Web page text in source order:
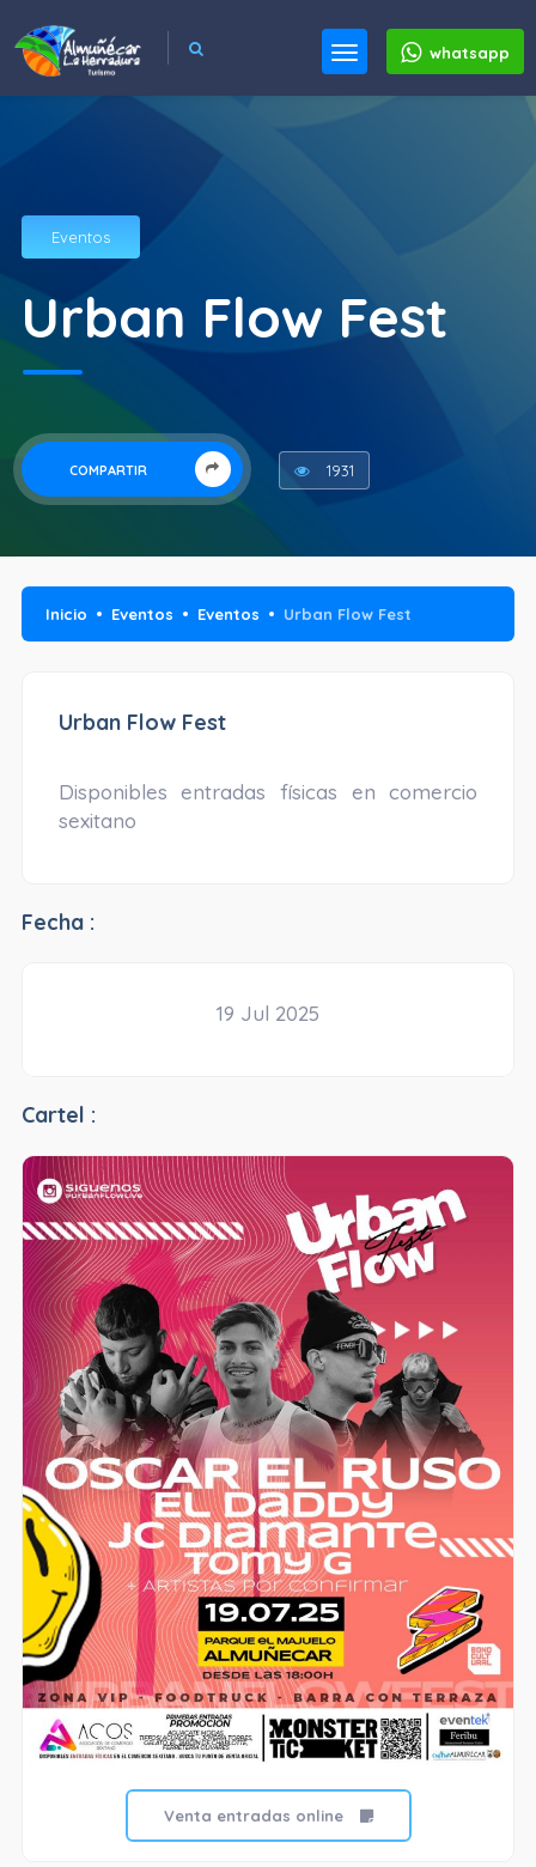
whatsapp
Eventos
Urban Flow Fest
COMPARTIR 1931
Inicio Eventos Eventos Urban Flow Fest
Urban Flow Fest
Disponibles entradas físicas en comercio
sexitano
Fecha :
19 Jul 2025
Cartel :
Venta entradas online